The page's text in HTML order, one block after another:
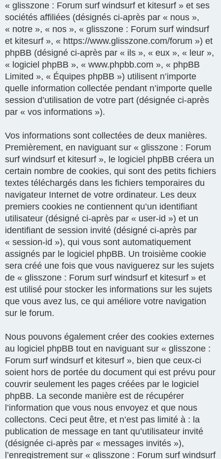
« glisszone : Forum surf windsurf et kitesurf » et ses
sociétés affiliées (désignés ci-après par « nous »,
« notre », « nos », « glisszone : Forum surf windsurf
et kitesurf », « https://www.glisszone.com/forum ») et
phpBB (désigné ci-après par « ils », « eux », « leur »,
« logiciel phpBB », « www.phpbb.com », « phpBB
Limited », « Équipes phpBB ») utilisent n’importe
quelle information collectée pendant n’importe quelle
session d’utilisation de votre part (désignée ci-après
par « vos informations »).
Vos informations sont collectées de deux manières.
Premièrement, en naviguant sur « glisszone : Forum
surf windsurf et kitesurf », le logiciel phpBB créera un
certain nombre de cookies, qui sont des petits fichiers
textes téléchargés dans les fichiers temporaires du
navigateur Internet de votre ordinateur. Les deux
premiers cookies ne contiennent qu’un identifiant
utilisateur (désigné ci-après par « user-id ») et un
identifiant de session invité (désigné ci-après par
« session-id »), qui vous sont automatiquement
assignés par le logiciel phpBB. Un troisième cookie
sera créé une fois que vous naviguerez sur les sujets
de « glisszone : Forum surf windsurf et kitesurf » et
est utilisé pour stocker les informations sur les sujets
que vous avez lus, ce qui améliore votre navigation
sur le forum.
Nous pouvons également créer des cookies externes
au logiciel phpBB tout en naviguant sur « glisszone :
Forum surf windsurf et kitesurf », bien que ceux-ci
soient hors de portée du document qui est prévu pour
couvrir seulement les pages créées par le logiciel
phpBB. La seconde manière est de récupérer
l’information que vous nous envoyez et que nous
collectons. Ceci peut être, et n’est pas limité à : la
publication de message en tant qu’utilisateur invité
(désignée ci-après par « messages invités »),
l’enregistrement sur « glisszone : Forum surf windsurf